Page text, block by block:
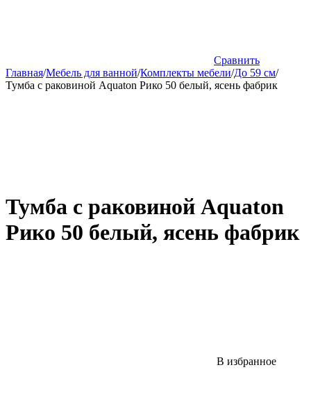
Сравнить
Главная/Мебель для ванной/Комплекты мебели/До 59 см/
Тумба с раковиной Aquaton Рико 50 белый, ясень фабрик
Тумба с раковиной Aquaton
Рико 50 белый, ясень фабрик
В избранное